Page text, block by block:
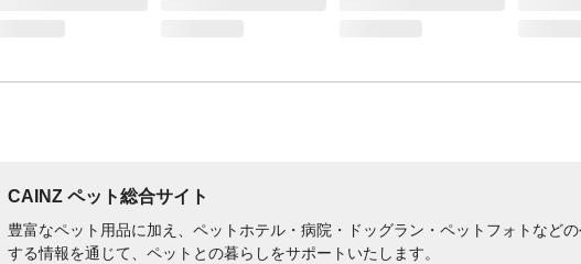
CAINZ ペット総合サイト
豊富なペット用品に加え、ペットホテル・病院・ドッグラン・ペットフォトなど
する情報を通じて、ペットとの暮らしをサポートいたします。